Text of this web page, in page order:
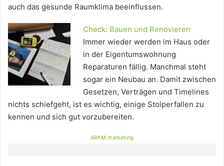
auch das gesunde Raumklima beeinflussen.
Check: Bauen und Renovieren
Immer wieder werden im Haus oder
in der Eigentumswohnung
Reparaturen fällig. Manchmal steht
sogar ein Neubau an. Damit zwischen
Gesetzen, Verträgen und Timelines
nichts schiefgeht, ist es wichtig, einige Stolperfallen zu
kennen und sich gut vorzubereiten.
ARKM.marketing